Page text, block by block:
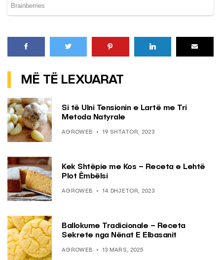
MË TË LEXUARAT
Si të Ulni Tensionin e Lartë me Tri
Metoda Natyrale
AGROWEB 19 SHTATOR, 2023
Kek Shtëpie me Kos – Receta e Lehtë
Plot Ëmbëlsi
AGROWEB 14 DHJETOR, 2023
Ballokume Tradicionale – Receta
Sekrete nga Nënat E Elbasanit
AGROWEB 13 MARS, 2025